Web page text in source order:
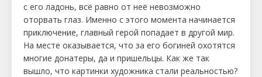
с его ладонь, всё равно от неё невозможно
оторвать глаз. Именно с этого момента начинается
приключение, главный герой попадает в другой мир.
На месте оказывается, что за его богиней охотятся
многие донатеры, да и пришельцы. Как же так
вышло, что картинки художника стали реальностью?